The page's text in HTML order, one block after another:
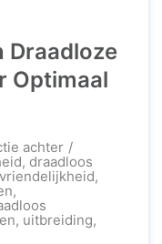
Draadloze
Optimaal
achterop
Vergelijk
de
Draadloze
Alarmsystemen
, draadloos
,
,
, uitbreiding,